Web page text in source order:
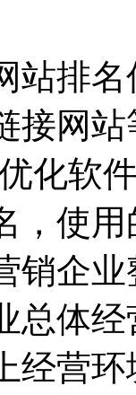
站排
接网
化软
，使
销企
总体
经营